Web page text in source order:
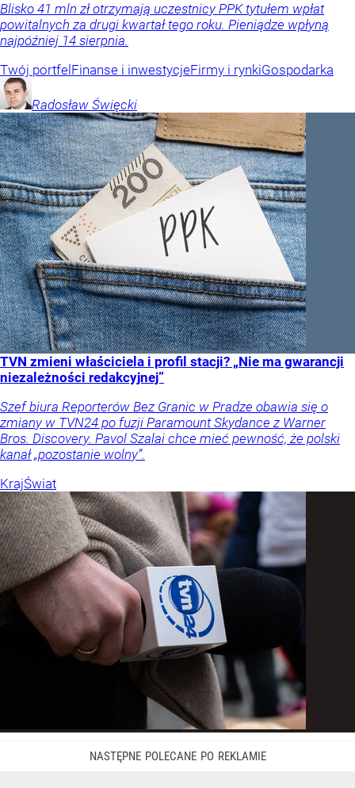
Blisko 41 mln zł otrzymają uczestnicy PPK tytułem wpłat
powitalnych za drugi kwartał tego roku. Pieniądze wpłyną
najpóźniej 14 sierpnia.
Twój portfel Finanse i inwestycjeFirmy i rynkiGospodarka
Radosław Święcki
TVN zmieni właściciela i profil stacji? „Nie ma gwarancji
niezależności redakcyjnej”
Szef biura Reporterów Bez Granic w Pradze obawia się o
zmiany w TVN24 po fuzji Paramount Skydance z Warner
Bros. Discovery. Pavol Szalai chce mieć pewność, że polski
kanał „pozostanie wolny”.
KrajŚwiat